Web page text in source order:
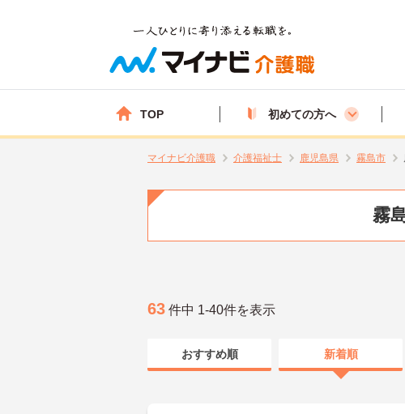
TOP 初めての方へ
マイナビ介護職 介護福祉士 鹿児島県 霧島市
霧
63 件中 1-40件を表示
おすすめ順 新着順